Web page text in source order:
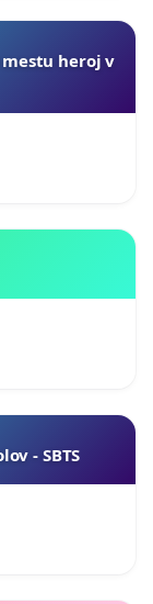
heroj v
- SBTS